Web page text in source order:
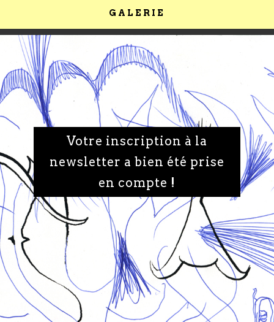
GALERIE
Votre inscription à la
newsletter a bien été prise
en compte !